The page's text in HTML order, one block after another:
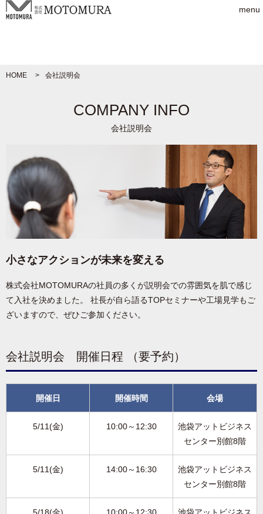
menu
HOME 会社説明会
COMPANY INFO
会社説明会
小さなアクションが未来を変える
株式会社MOTOMURAの社員の多くが説明会での雰囲気を肌で感じ
て入社を決めました。 社長が自ら語るTOPセミナーや工場見学もご
ざいますので、ぜひご参加ください。
会社説明会 開催日程 （要予約）
開催日 開催時間 会場
5/11(金) 10:00～12:30
池袋アットビジネス
センター別館8階
5/11(金) 14:00～16:30
池袋アットビジネス
センター別館8階